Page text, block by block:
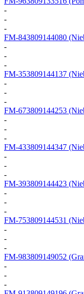
-
-
-
FM-843809144080
-
-
-
FM-353809144137
-
-
-
FM-673809144253
-
-
-
FM-433809144347
-
-
-
FM-393809144423
-
-
-
FM-753809144531
-
-
-
FM-983809149052
-
-
-